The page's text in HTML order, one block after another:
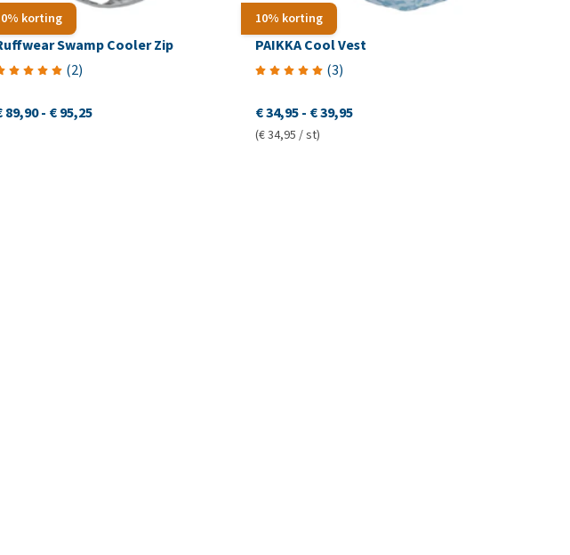
korting
Swamp Cooler Zip
(2)
89,90 - € 95,25
10% korting
PAIKKA Cool Vest
(3)
€ 34,95- € 39,95
(€ 34,95 / st)